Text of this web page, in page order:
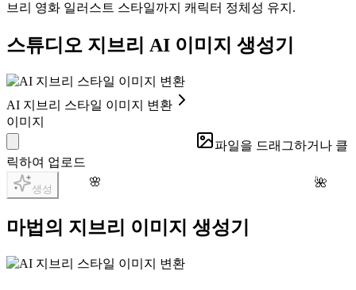
🌸 🌺
브리 영화 일러스트 스타일까지 캐릭터 정체성 유지.
스튜디오 지브리 AI 이미지 생성기
AI 지브리 스타일 이미지 변환
이미지
파일을 드래그하거나 클
릭하여 업로드
생성
마법의 지브리 이미지 생성기